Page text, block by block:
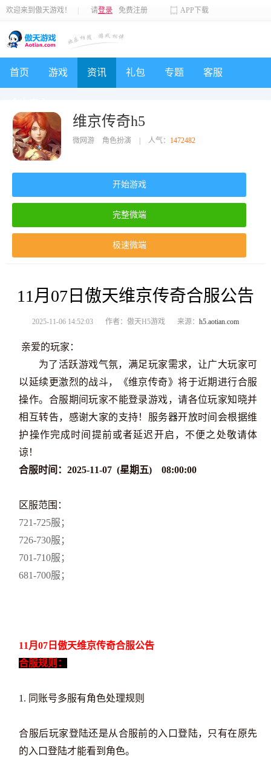
欢迎来到傲天游戏！ 请登录 免费注册 APP下载
首页 游戏 资讯 礼包 专题 客服
维京传奇h5
微网游 角色扮演 人气： 1472482
开始游戏
完整微端
极速微端
11月07日傲天维京传奇合服公告
2025-11-06 14:52:03 作者：傲天H5游戏 来源： h5.aotian.com
亲爱的玩家：
为了活跃游戏气氛，满足玩家需求，让广大玩家可
以延续更激烈的战斗，《维京传奇》将于近期进行合服
操作。合服期间玩家不能登录游戏，请各位玩家知晓并
相互转告，感谢大家的支持！服务器开放时间会根据维
护操作完成时间提前或者延迟开启，不便之处敬请体
谅！
合服时间：2025-11-07 (星期 五) 08:00:00
区服范围：
721-725服；
726-730服；
701-710服；
681-700服；
11月07日傲天维京传奇合服公告
合服规则：
1. 同账号多服有角色处理规则
合服后玩家登陆还是从合服前的入口登陆，只有在原先
的入口登陆才能看到角色。